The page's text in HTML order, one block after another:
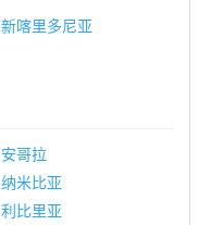
新喀里多尼亚
安哥拉
纳米比亚
利比里亚